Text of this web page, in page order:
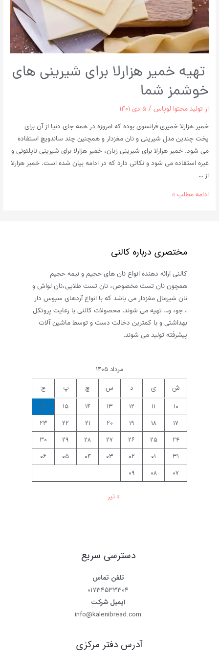
تهیه خمیر هزارلا برای شیرینی های
خوشمز شما
از تولید محتوا لوپاس/ ۵ دی ۱۴۰۱
خمیر هزارلا خمیری فرانسوی بوده که امروزه در همه جای دنیا از آن برای
پخت چندین مدل شیرینی و نان مغزدار و همچنین چند ساندویچ استفاده
می شود. خمیر هزارلا برای شیرینی زبان، خمیر هزارلا برای شیرینی ناپلئونی و
غیره استفاده می شود و نکاتی دارد که در ادامه بیان شده است. خمیر هزارلا
از …
تهیه
ادامه مطلب »
مختصری درباره کالنی
کالنی ارائه دهنده انواع نان های حجیم و نیمه حجیم
همچون نان تست مخصوص، نان تست طلایی،نان لواش و
نان شیرمال مغزدار می باشد که با انواع آردهای سبوس دار
، جو، و… تهیه می شوند. محصولات کالنی با رعایت پروتکل
بهداشتی و با کمترین دخالت دست و توسط ماشین آلات
پیشرفته تولید می شوند.
مرداد ۱۴۰۵
ش
ی د س چ پ
ج
۱۰
۱۱ ۱۲ ۱۳ ۱۴ ۱۵
۱۶
۱۷
۱۸ ۱۹ ۲۰ ۲۱ ۲۲
۲۳
۲۴
۲۵ ۲۶ ۲۷ ۲۸ ۲۹
۳۰
۳۱
۰۱ ۰۲ ۰۳ ۰۴ ۰۵
۰۶
۰۷
۰۸ ۰۹
« تیر
دسترسی سریع
تلفن تماس
۰۱۷۳۴۵۳۳۳۰۴
ایمیل شرکت
info@kalenibread.com
آدرس دفتر مرکزی